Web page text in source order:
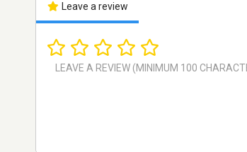
Leave a review